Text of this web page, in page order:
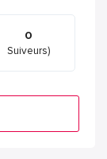
0
Suiveurs)